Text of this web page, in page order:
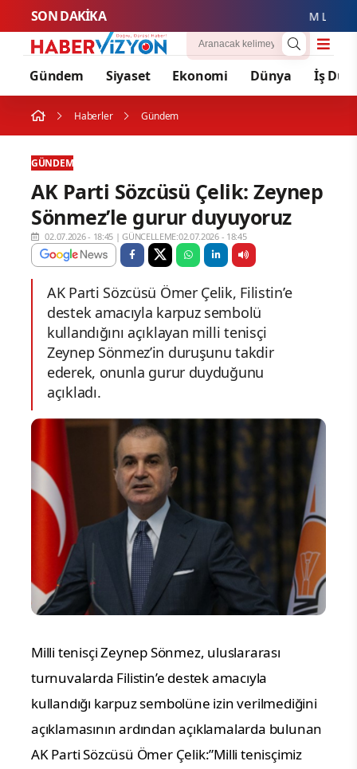
SON DAKİKA M Lisa ve
Gündem Siyaset Ekonomi Dünya İş
Haberler Gündem
GÜNDEM
AK Parti Sözcüsü Çelik: Zeynep
Sönmez’le gurur duyuyoruz
02.07.2026 - 18:45 |GÜNCELLEME:02.07.2026 - 18:45
AK Parti Sözcüsü Ömer Çelik, Filistin’e
destek amacıyla karpuz sembolü
kullandığını açıklayan milli tenisçi
Zeynep Sönmez’in duruşunu takdir
ederek, onunla gurur duyduğunu
açıkladı.
Milli tenisçi Zeynep Sönmez, uluslararası
turnuvalarda Filistin’e destek amacıyla
kullandığı karpuz sembolüne izin verilmediğini
açıklamasının ardından açıklamalarda bulunan
AK Parti Sözcüsü Ömer Çelik:”Milli tenisçimiz